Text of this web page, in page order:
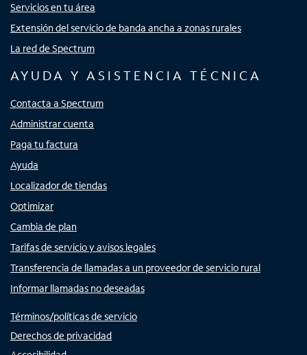
Servicios en tu área
Extensión del servicio de banda ancha a zonas rurales
La red de Spectrum
AYUDA Y ASISTENCIA TÉCNICA
Contacta a Spectrum
Administrar cuenta
Paga tu factura
Ayuda
Localizador de tiendas
Optimizar
Cambia de plan
Tarifas de servicio y avisos legales
Transferencia de llamadas a un proveedor de servicio rural
Informar llamadas no deseadas
Términos/políticas de servicio
Derechos de privacidad